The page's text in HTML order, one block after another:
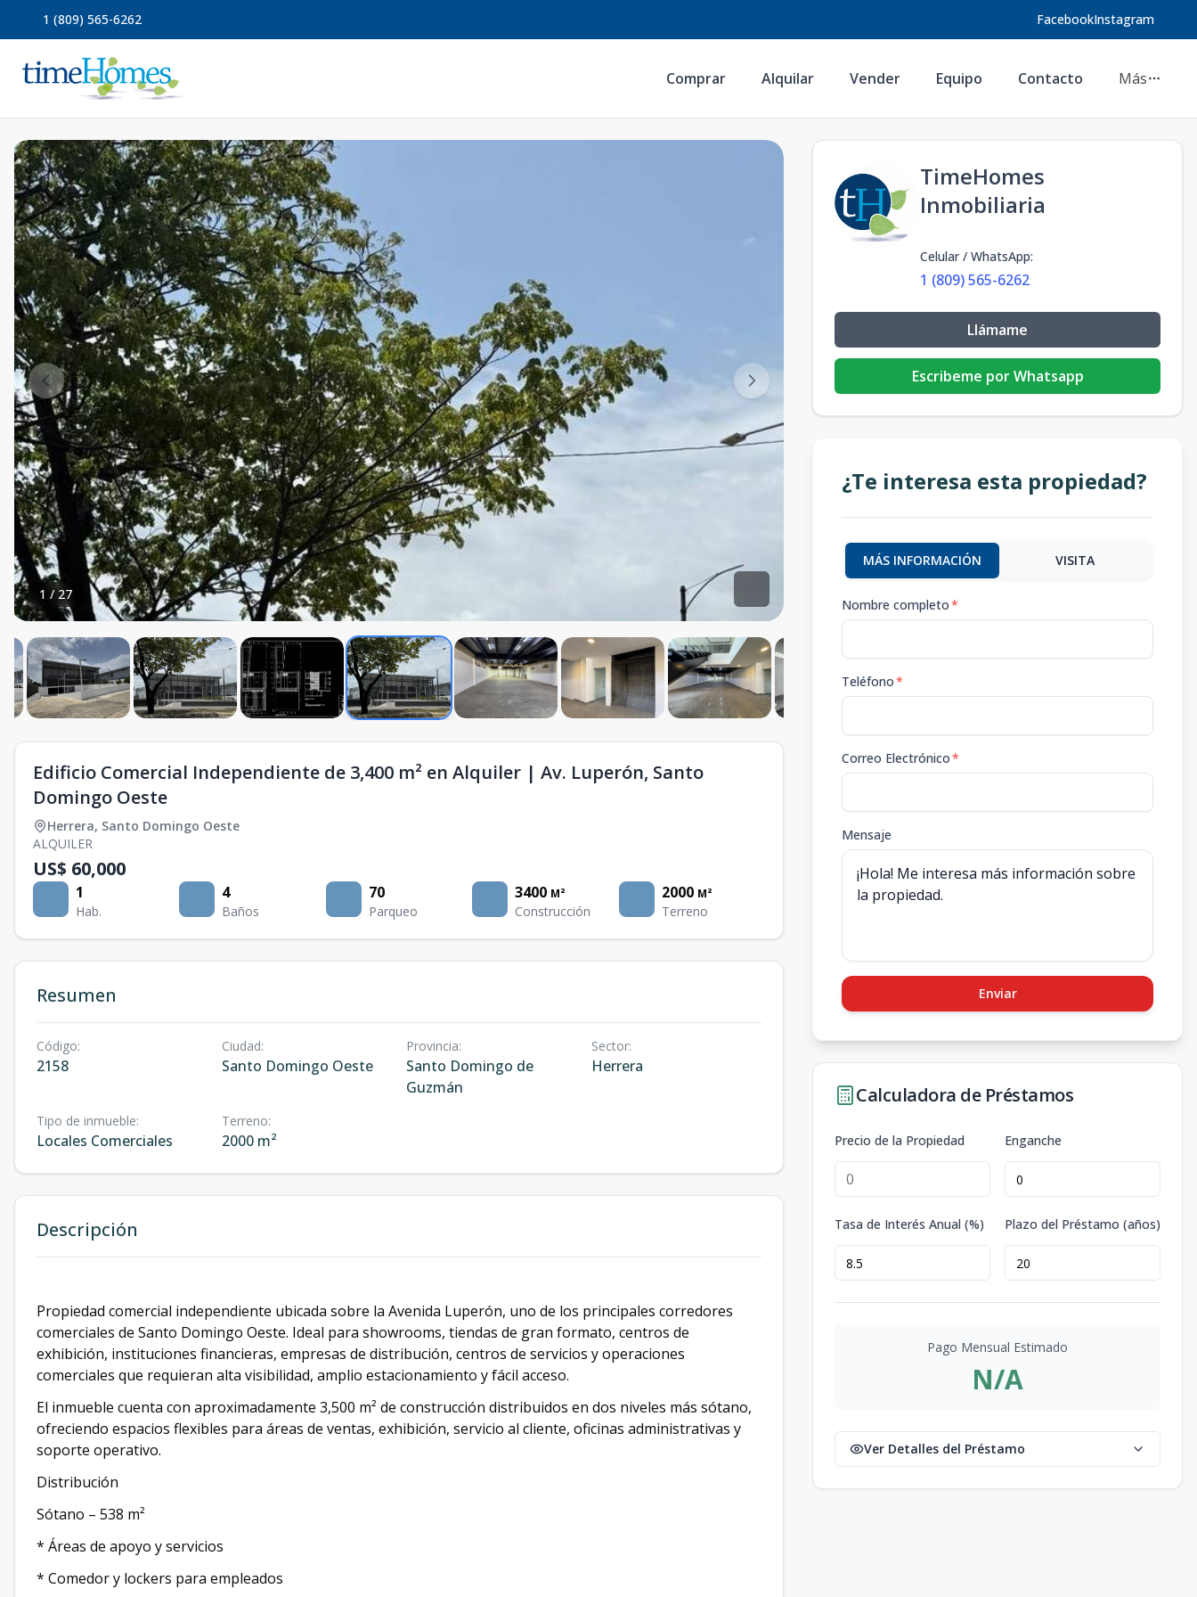
1 (809) 565-6262 FacebookInstagram
Comprar Alquilar Vender Equipo Contacto Más
1 / 27
Edificio Comercial Independiente de 3,400 m² en Alquiler | Av. Luperón, Santo
Domingo Oeste
Herrera, Santo Domingo Oeste
ALQUILER
US$ 60,000
1
Hab.
4
Baños
70
Parqueo
3400 M²
Construcción
2000 M²
Terreno
Resumen
Código:
2158
Ciudad:
Santo Domingo Oeste
Provincia:
Santo Domingo de
Guzmán
Sector:
Herrera
Tipo de inmueble:
Locales Comerciales
Terreno:
2000 m²
Descripción
Propiedad comercial independiente ubicada sobre la Avenida Luperón, uno de los principales corredores
comerciales de Santo Domingo Oeste. Ideal para showrooms, tiendas de gran formato, centros de
exhibición, instituciones financieras, empresas de distribución, centros de servicios y operaciones
comerciales que requieran alta visibilidad, amplio estacionamiento y fácil acceso.
El inmueble cuenta con aproximadamente 3,500 m² de construcción distribuidos en dos niveles más sótano,
ofreciendo espacios flexibles para áreas de ventas, exhibición, servicio al cliente, oficinas administrativas y
soporte operativo.
Distribución
Sótano – 538 m²
* Áreas de apoyo y servicios
* Comedor y lockers para empleados
TimeHomes
Inmobiliaria
Celular / WhatsApp:
1 (809) 565-6262
Llámame
Escribeme por Whatsapp
¿Te interesa esta propiedad?
MÁS INFORMACIÓN VISITA
Nombre completo*
Teléfono*
Correo Electrónico*
Mensaje
Enviar
Calculadora de Préstamos
Precio de la Propiedad Enganche
Tasa de Interés Anual (%) Plazo del Préstamo (años)
Pago Mensual Estimado
N/A
Ver Detalles del Préstamo